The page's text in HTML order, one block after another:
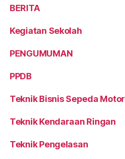
BERITA
Kegiatan Sekolah
PENGUMUMAN
PPDB
Teknik Bisnis Sepeda Motor
Teknik Kendaraan Ringan
Teknik Pengelasan